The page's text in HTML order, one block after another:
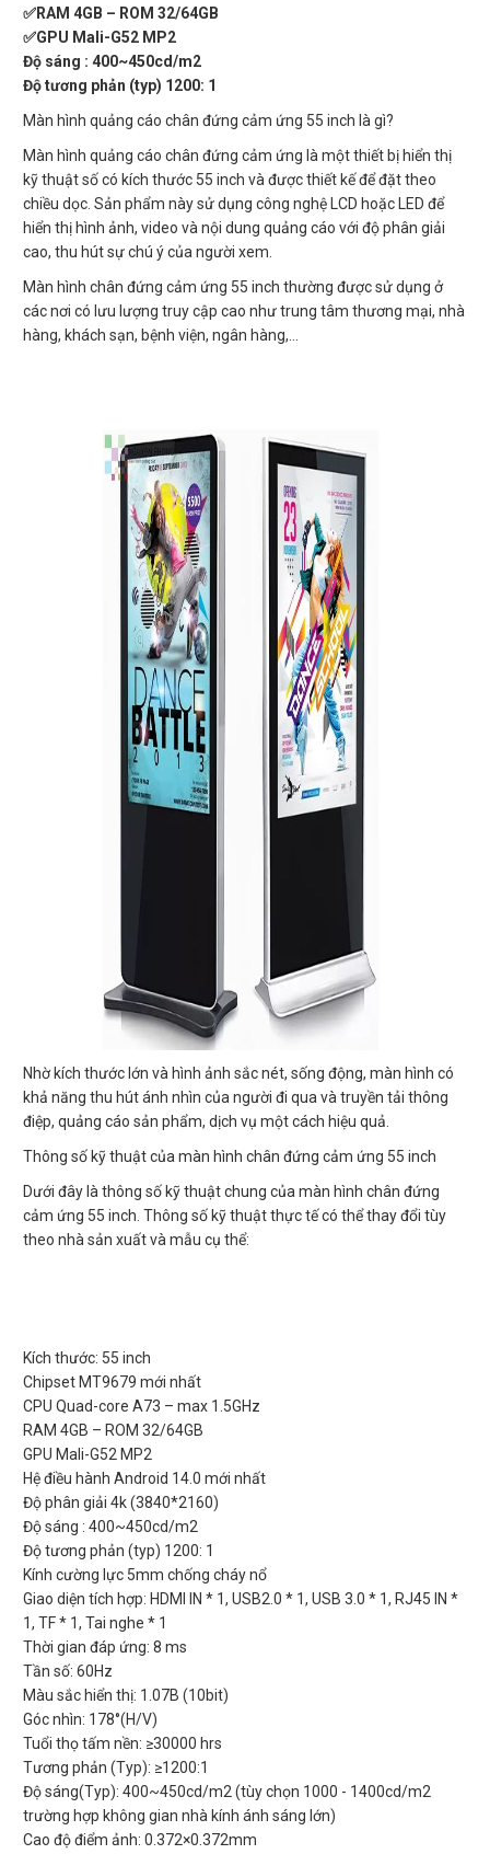
✅RAM 4GB – ROM 32/64GB
✅GPU Mali-G52 MP2
Độ sáng : 400~450cd/m2
Độ tương phản (typ) 1200: 1
Màn hình quảng cáo chân đứng cảm ứng 55 inch là gì?
Màn hình quảng cáo chân đứng cảm ứng là một thiết bị hiển thị
kỹ thuật số có kích thước 55 inch và được thiết kế để đặt theo
chiều dọc. Sản phẩm này sử dụng công nghệ LCD hoặc LED để
hiển thị hình ảnh, video và nội dung quảng cáo với độ phân giải
cao, thu hút sự chú ý của người xem.
Màn hình chân đứng cảm ứng 55 inch thường được sử dụng ở
các nơi có lưu lượng truy cập cao như trung tâm thương mại, nhà
hàng, khách sạn, bệnh viện, ngân hàng,…
Nhờ kích thước lớn và hình ảnh sắc nét, sống động, màn hình có
khả năng thu hút ánh nhìn của người đi qua và truyền tải thông
điệp, quảng cáo sản phẩm, dịch vụ một cách hiệu quả.
Thông số kỹ thuật của màn hình chân đứng cảm ứng 55 inch
Dưới đây là thông số kỹ thuật chung của màn hình chân đứng
cảm ứng 55 inch. Thông số kỹ thuật thực tế có thể thay đổi tùy
theo nhà sản xuất và mẫu cụ thể:
Kích thước: 55 inch
Chipset MT9679 mới nhất
CPU Quad-core A73 – max 1.5GHz
RAM 4GB – ROM 32/64GB
GPU Mali-G52 MP2
Hệ điều hành Android 14.0 mới nhất
Độ phân giải 4k (3840*2160)
Độ sáng : 400~450cd/m2
Độ tương phản (typ) 1200: 1
Kính cường lực 5mm chống cháy nổ
Giao diện tích hợp: HDMI IN * 1, USB2.0 * 1, USB 3.0 * 1, RJ45 IN *
1, TF * 1, Tai nghe * 1
Thời gian đáp ứng: 8 ms
Tần số: 60Hz
Màu sắc hiển thị: 1.07B (10bit)
Góc nhìn: 178°(H/V)
Tuổi thọ tấm nền: ≥30000 hrs
Tương phản (Typ): ≥1200:1
Độ sáng(Typ): 400~450cd/m2 (tùy chọn 1000 - 1400cd/m2
trường hợp không gian nhà kính ánh sáng lớn)
Cao độ điểm ảnh: 0.372×0.372mm